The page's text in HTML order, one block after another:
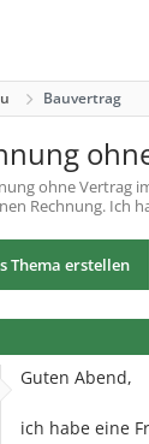
Bauvertrag
ohne Vertrag
Rechnung. Ich
Thema erstellen
Guten Abend,
ich habe eine